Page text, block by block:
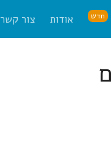
חדש אודות צור קשר